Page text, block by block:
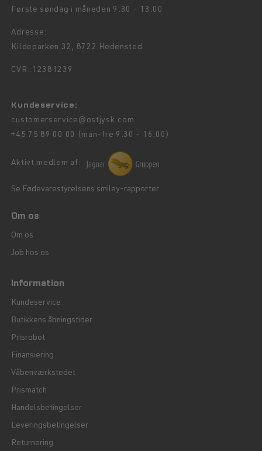
Første søndag i måneden 9.30 - 13.00
Adresse:
Kildeparken 32, 8722 Hedensted
CVR: 12381239
Kundeservice:
customerservice@ostjysk.com
+45 75 89 00 00 (man-fre 9.30 - 16.00)
Aktivt medlem af:
Se Fødevarestyrelsens smiley-rapporter
Om os
Om os
Job hos os
Information
Kundeservice
Butikkens åbningstider
Prisrobot
Finansiering
Våbenværkstedet
Prismatch
Handelsbetingelser
Leveringsbetingelser
Returnering